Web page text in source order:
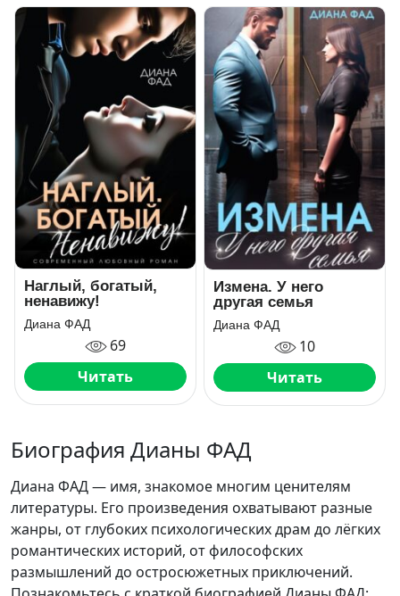
Наглый, богатый,
ненавижу!
Диана ФАД
69
Читать
Измена. У него
другая семья
Диана ФАД
10
Читать
Биография Дианы ФАД
Диана ФАД — имя, знакомое многим ценителям
литературы. Его произведения охватывают разные
жанры, от глубоких психологических драм до лёгких
романтических историй, от философских
размышлений до остросюжетных приключений.